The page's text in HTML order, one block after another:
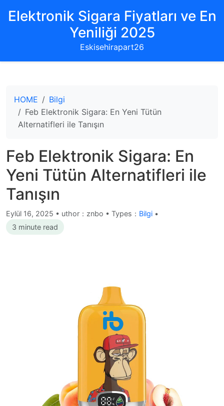
Elektronik Sigara Fiyatları ve En
Yeniliği 2025
Eskisehirapart26
HOME
Bilgi
Feb Elektronik Sigara: En Yeni Tütün
Alternatifleri ile Tanışın
Feb Elektronik Sigara: En
Yeni Tütün Alternatifleri ile
Tanışın
Eylül 16, 2025 • uthor：znbo • Types： Bilgi •
3 minute read